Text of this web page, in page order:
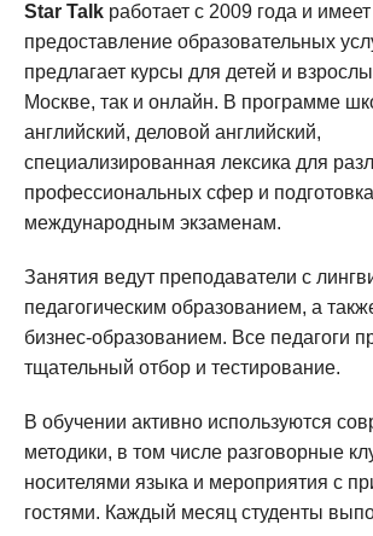
Star Talk работает с 2009 года и
предоставление образовательных
предлагает курсы для детей и
Москве, так и онлайн. В программе
английский, деловой английский,
специализированная лексика для
профессиональных сфер и
международным экзаменам.
Занятия ведут преподаватели с
педагогическим образованием, а
бизнес-образованием. Все педагоги
тщательный отбор и тестирование.
В обучении активно используются
методики, в том числе разговорные
носителями языка и мероприятия с
гостями. Каждый месяц студенты